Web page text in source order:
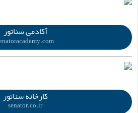
آکادمی سناتور
کارخانه سناتور
senator.co.ir